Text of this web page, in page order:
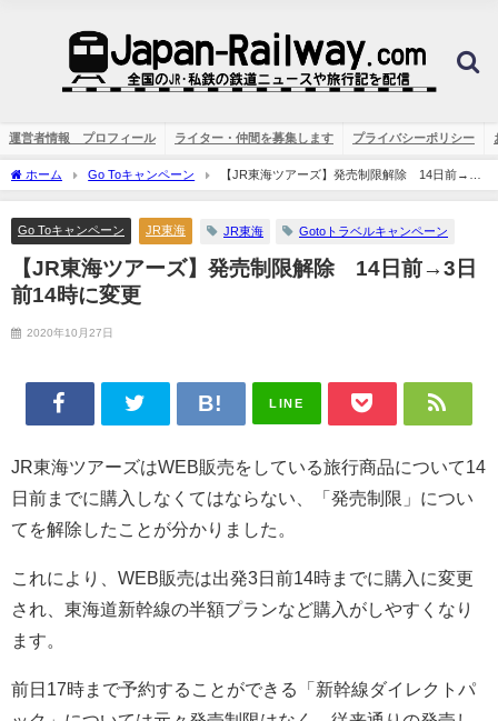
運営者情報 プロフィール ライター・仲間を募集します プライバシーポリシー
ホーム Go Toキャンペーン
【JR東海ツアーズ】発売制限解除 14日前→3
日前14時に変更
Go Toキャンペーン JR東海 JR東海 Gotoトラベルキャンペーン
【JR東海ツアーズ】発売制限解除 14日前→3日
前14時に変更
2020年10月27日
LINE
JR東海ツアーズはWEB販売をしている旅行商品について14
日前までに購入しなくてはならない、「発売制限」につい
てを解除したことが分かりました。
これにより、WEB販売は出発3日前14時までに購入に変更
され、東海道新幹線の半額プランなど購入がしやすくなり
ます。
前日17時まで予約することができる「新幹線ダイレクトパ